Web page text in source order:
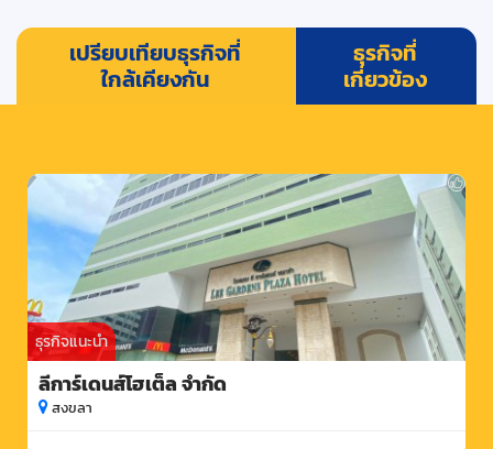
เปรียบเทียบธุรกิจที่
ใกล้เคียงกัน
ธุรกิจที่
เกี่ยวข้อง
ธุรกิจแนะนำ
ลีการ์เดนส์โฮเต็ล จำกัด
สงขลา